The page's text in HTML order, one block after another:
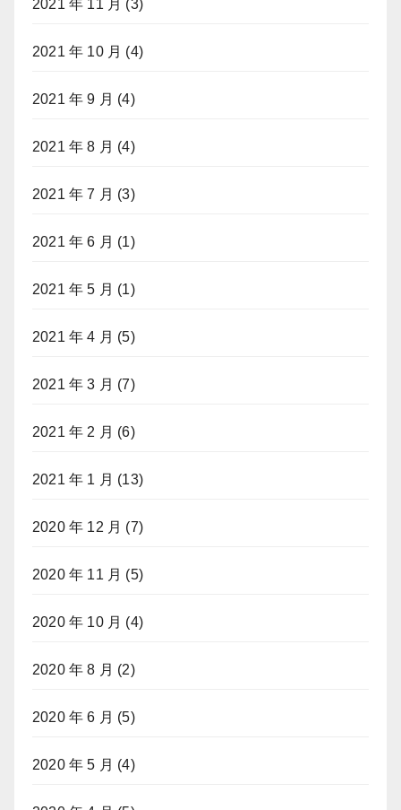
2021 年 11 月 (3)
2021 年 10 月 (4)
2021 年 9 月 (4)
2021 年 8 月 (4)
2021 年 7 月 (3)
2021 年 6 月 (1)
2021 年 5 月 (1)
2021 年 4 月 (5)
2021 年 3 月 (7)
2021 年 2 月 (6)
2021 年 1 月 (13)
2020 年 12 月 (7)
2020 年 11 月 (5)
2020 年 10 月 (4)
2020 年 8 月 (2)
2020 年 6 月 (5)
2020 年 5 月 (4)